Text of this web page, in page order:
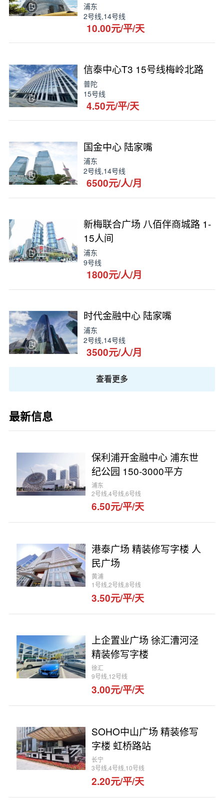
浦东
2号线,14号线
10.00元/平/天
信泰中心T3 15号线梅岭北路
普陀
15号线
4.50元/平/天
国金中心 陆家嘴
浦东
2号线,14号线
6500元/人/月
新梅联合广场 八佰伴商城路 1-
15人间
浦东
9号线
1800元/人/月
时代金融中心 陆家嘴
浦东
2号线,14号线
3500元/人/月
查看更多
最新信息
保利浦开金融中心 浦东世
纪公园 150-3000平方
浦东
2号线,4号线,6号线
6.50元/平/天
港泰广场 精装修写字楼 人
民广场
黄浦
1号线,2号线,8号线
3.50元/平/天
上企置业广场 徐汇漕河泾
精装修写字楼
徐汇
9号线,12号线
3.00元/平/天
SOHO中山广场 精装修写
字楼 虹桥路站
长宁
3号线,4号线,10号线
2.20元/平/天